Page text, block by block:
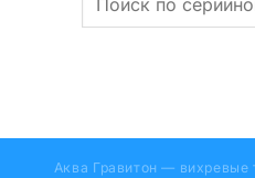
Аква Гравитон — вихревые